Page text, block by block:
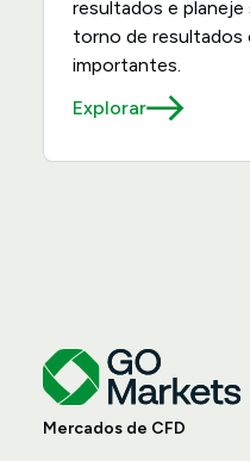
resultados e
torno de resultados
importantes.
Explorar
Mercados de CFD